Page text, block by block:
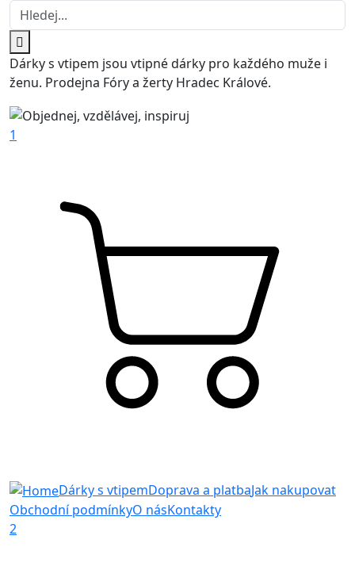
Dárky s vtipem jsou vtipné dárky pro každého muže i
ženu. Prodejna Fóry a žerty Hradec Králové.
1
Dárky s vtipemDoprava a platbaJak nakupovat
Obchodní podmínkyO násKontakty
2